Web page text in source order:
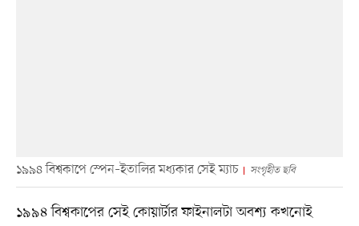
১৯৯৪ বিশ্বকাপে স্পেন–ইতালির মধ্যকার সেই ম্যাচ সংগৃহীত ছবি
১৯৯৪ বিশ্বকাপের সেই কোয়ার্টার ফাইনালটা অবশ্য কখনোই